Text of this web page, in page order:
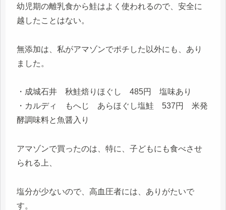
幼児期の離乳食から鮭はよく使われるので、安全に
越したことはない。
無添加は、私がアマゾンでポチした以外にも、あり
ました。
・成城石井 秋鮭焙りほぐし 485円 塩味あり
・カルディ もへじ あらほぐし塩鮭 537円 米発
酵調味料と魚醤入り
アマゾンで買ったのは、特に、子どもにも食べさせ
られる上、
塩分が少ないので、高血圧者には、ありがたいで
す。